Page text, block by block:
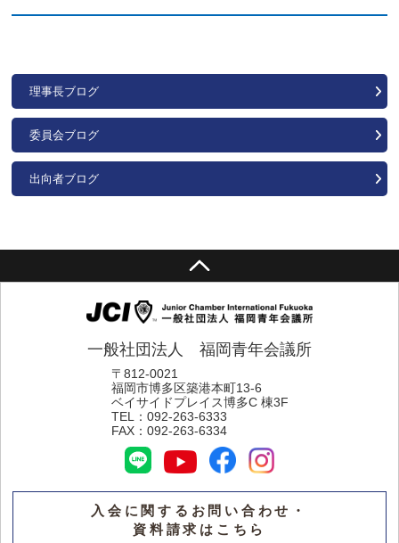
理事長ブログ
委員会ブログ
出向者ブログ
一般社団法人 福岡青年会議所
〒812-0021
福岡市博多区築港本町13-6
ベイサイドプレイス博多C 棟3F
TEL： 092-263-6333
FAX： 092-263-6334
入会に関するお問い合わせ・
資料請求はこちら